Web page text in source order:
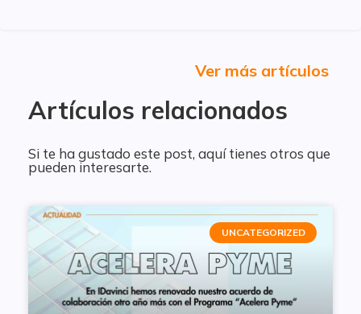
Artículos relacionados
Ver más artículos
Si te ha gustado este post, aquí tienes otros que
pueden interesarte.
UNCATEGORIZED